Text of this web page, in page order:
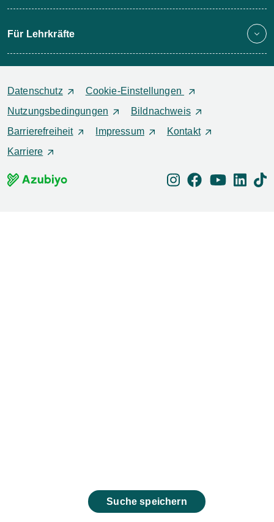
Suche speichern
Für Lehrkräfte
Datenschutz
Cookie-Einstellungen
Nutzungsbedingungen
Bildnachweis
Barrierefreiheit
Impressum
Kontakt
Karriere
instagram
facebookyoutube